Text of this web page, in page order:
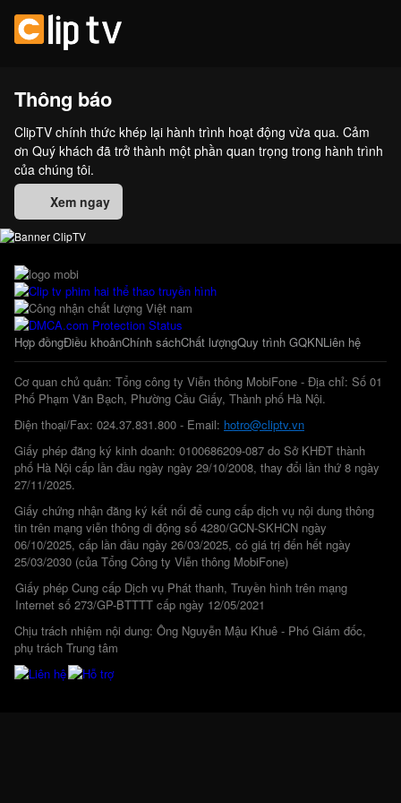
Thông báo
ClipTV chính thức khép lại hành trình hoạt động vừa qua. Cảm
ơn Quý khách đã trở thành một phần quan trọng trong hành trình
của chúng tôi.
Xem ngay
Hợp đồngĐiều khoảnChính sáchChất lượngQuy trình GQKNLiên hệ
Cơ quan chủ quản: Tổng công ty Viễn thông MobiFone - Địa chỉ: Số 01
Phố Phạm Văn Bạch, Phường Cầu Giấy, Thành phố Hà Nội.
Điện thoại/Fax: 024.37.831.800 - Email: hotro@cliptv.vn
Giấy phép đăng ký kinh doanh: 0100686209-087 do Sở KHĐT thành
phố Hà Nội cấp lần đầu ngày ngày 29/10/2008, thay đổi lần thứ 8 ngày
27/11/2025.
Giấy chứng nhận đăng ký kết nối để cung cấp dịch vụ nội dung thông
tin trên mạng viễn thông di động số 4280/GCN-SKHCN ngày
06/10/2025, cấp lần đầu ngày 26/03/2025, có giá trị đến hết ngày
25/03/2030 (của Tổng Công ty Viễn thông MobiFone)
Giấy phép Cung cấp Dịch vụ Phát thanh, Truyền hình trên mạng
Internet số 273/GP-BTTTT cấp ngày 12/05/2021
Chịu trách nhiệm nội dung: Ông Nguyễn Mậu Khuê - Phó Giám đốc,
phụ trách Trung tâm